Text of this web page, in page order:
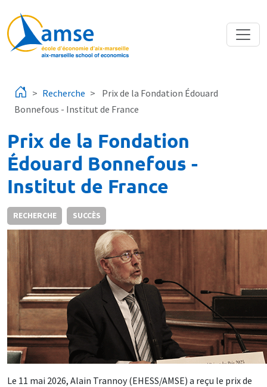
Recherche
Prix de la Fondation Édouard
Bonnefous - Institut de France
Prix de la Fondation
Édouard Bonnefous -
Institut de France
RECHERCHE SUCCÈS
Le 11 mai 2026, Alain Trannoy (EHESS/AMSE) a reçu le prix de